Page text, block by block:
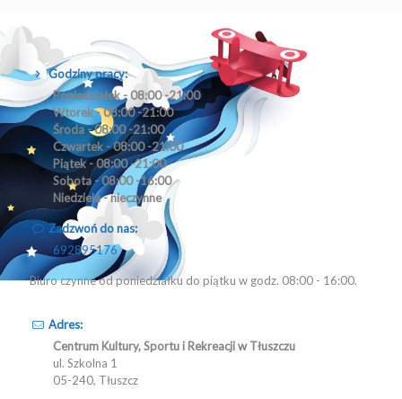
Godziny pracy:
Poniedziałek - 08:00 -21:00
Wtorek - 08:00 -21:00
Środa - 08:00 -21:00
Czwartek - 08:00 -21:00
Piątek - 08:00 -21:00
Sobota - 08:00 -16:00
Niedziela - nieczynne
Zadzwoń do nas:
692895176
Biuro czynne od poniedziałku do piątku w godz. 08:00 - 16:00.
Adres:
Centrum Kultury, Sportu i Rekreacji w Tłuszczu
ul. Szkolna 1
05-240, Tłuszcz